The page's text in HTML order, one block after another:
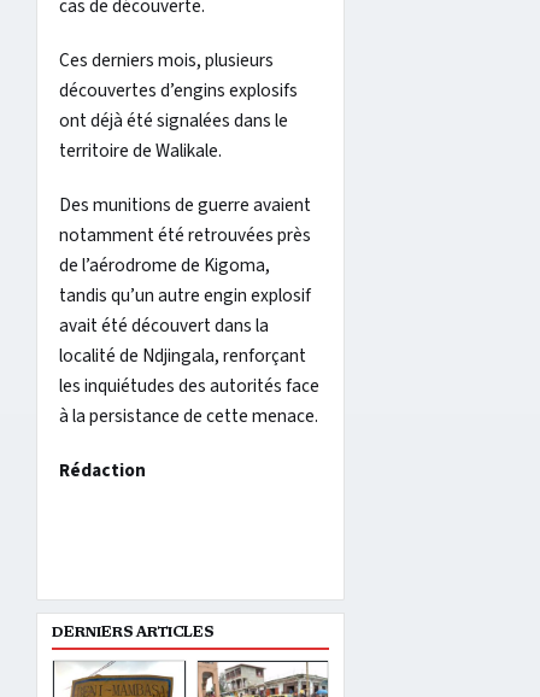
cas de découverte.
Ces derniers mois, plusieurs
découvertes d’engins explosifs
ont déjà été signalées dans le
territoire de Walikale.
Des munitions de guerre avaient
notamment été retrouvées près
de l’aérodrome de Kigoma,
tandis qu’un autre engin explosif
avait été découvert dans la
localité de Ndjingala, renforçant
les inquiétudes des autorités face
à la persistance de cette menace.
Rédaction
DERNIERS ARTICLES